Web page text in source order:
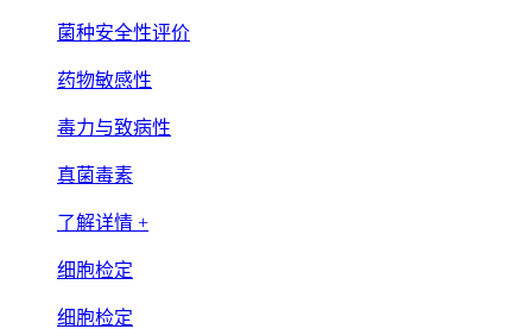
菌种安全性评价
药物敏感性
毒力与致病性
真菌毒素
了解详情 +
细胞检定
细胞检定